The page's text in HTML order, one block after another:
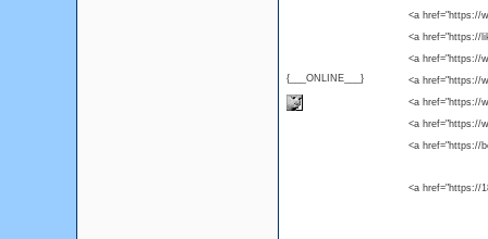
{___ONLINE___}
<a href="https://
<a href="https://
<a href="https://
<a href="https://
<a href="https://
<a href="https://
<a href="https://
<a href="https://